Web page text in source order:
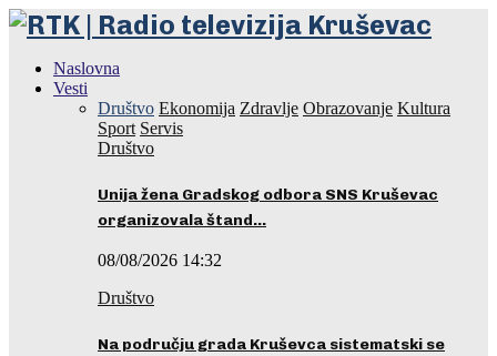
Naslovna
Vesti
Društvo Ekonomija Zdravlje Obrazovanje Kultura
Sport Servis
Društvo
Unija žena Gradskog odbora SNS Kruševac
organizovala štand…
08/08/2026 14:32
Društvo
Na području grada Kruševca sistematski se